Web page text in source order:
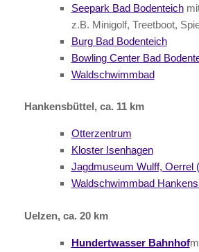
Seepark Bad Bodenteich
z.B. Minigolf, Treetboot,
Burg Bad Bodenteich
Bowling Center Bad
Waldschwimmbad
Hankensbüttel, ca. 11 km
Otterzentrum
Kloster Isenhagen
Jagdmuseum Wulff, Oerrel
Waldschwimmbad
Uelzen, ca. 20 km
Hundertwasser Bahnhof